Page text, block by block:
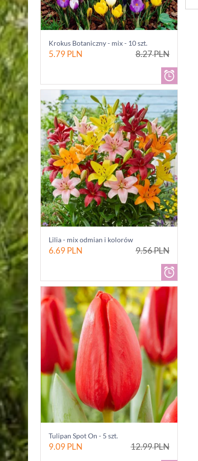
Krokus Botaniczny - mix - 10 szt.
5.79PLN 8.27PLN
Lilia - mix odmian i kolorów
6.69PLN 9.56PLN
Tulipan Spot On - 5 szt.
9.09PLN 12.99PLN